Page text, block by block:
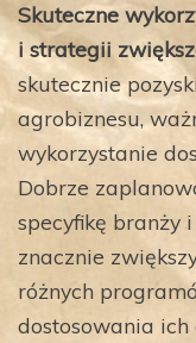
Skuteczne
i strategii
skutecznie
agrobiznesu,
wykorzystanie
Dobrze
specyfikę branży
znacznie
różnych
dostosowania ich